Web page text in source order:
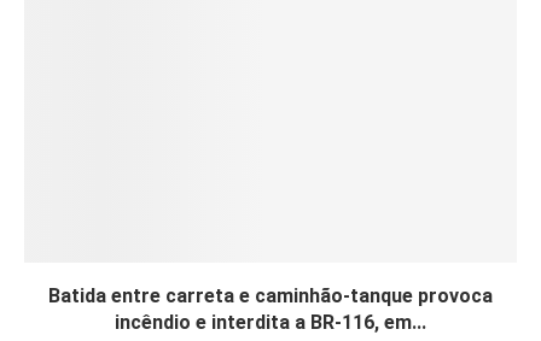
Batida entre carreta e caminhão-tanque provoca
incêndio e interdita a BR-116, em...